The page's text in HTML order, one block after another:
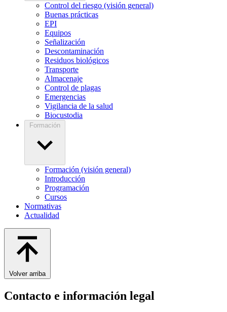
Control del riesgo (visión general)
Buenas prácticas
EPI
Equipos
Señalización
Descontaminación
Residuos biológicos
Transporte
Almacenaje
Control de plagas
Emergencias
Vigilancia de la salud
Biocustodia
Formación
Formación (visión general)
Introducción
Programación
Cursos
Normativas
Actualidad
Volver arriba
Contacto e información legal